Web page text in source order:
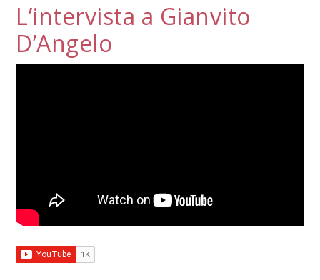
L’intervista a Gianvito
D’Angelo